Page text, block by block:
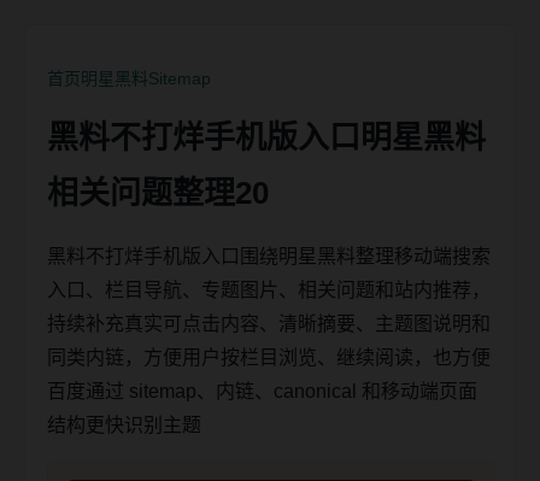
首页明星黑料Sitemap
黑料不打烊手机版入口明星黑料
相关问题整理20
黑料不打烊手机版入口围绕明星黑料整理移动端搜索
入口、栏目导航、专题图片、相关问题和站内推荐，
持续补充真实可点击内容、清晰摘要、主题图说明和
同类内链，方便用户按栏目浏览、继续阅读，也方便
百度通过 sitemap、内链、canonical 和移动端页面
结构更快识别主题